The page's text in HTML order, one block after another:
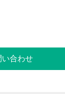
い合わせ